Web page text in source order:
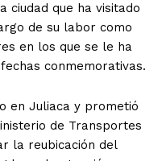
ciudad que ha visitado
de su labor como
en los que se le ha
conmemorativas.
en Juliaca y prometió
de Transportes
la reubicación del